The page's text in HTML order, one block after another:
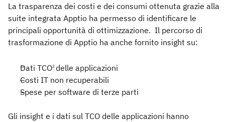
La trasparenza dei costi e dei consumi ottenuta grazie alla
suite integrata Apptio ha permesso di identificare le
principali opportunità di ottimizzazione. Il percorso di
trasformazione di Apptio ha anche fornito insight su:
Dati TCO3 delle applicazioni
Costi IT non recuperabili
Spese per software di terze parti
Gli insight e i dati sul TCO delle applicazioni hanno